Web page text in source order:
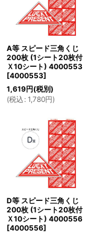
A等 スピード三角くじ
200枚 (1シート20枚付
Ｘ10シート) 4000553
[4000553]
1,619円(税別)
(税込 : 1,780円)
D等 スピード三角くじ
200枚 (1シート20枚付
Ｘ10シート) 4000556
[4000556]